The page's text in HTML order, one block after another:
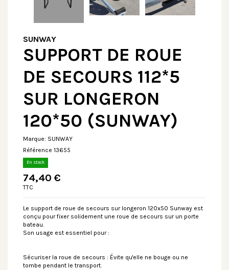
SUNWAY
SUPPORT DE ROUE
DE SECOURS 112*5
SUR LONGERON
120*50 (SUNWAY)
Marque: SUNWAY
Référence 13655
En stock
74,40 €
TTC
Le support de roue de secours sur longeron 120x50 Sunway est
conçu pour fixer solidement une roue de secours sur un porte
bateau.
Son usage est essentiel pour :
Sécuriser la roue de secours : Évite qu'elle ne bouge ou ne
tombe pendant le transport.